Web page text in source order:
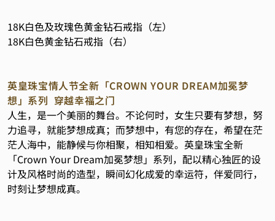
18K白色及玫瑰色黄金钻石戒指（左）
18K白色黄金钻石戒指（右）
英皇珠宝情人节全新「CROWN YOUR DREAM加冕梦
想」系列 穿越幸福之门
人生，是一个美丽的舞台。不论何时，女生只要有梦想，努
力追寻，就能梦想成真；而梦想中，有您的存在，希望在茫
茫人海中，能静候与你相聚，相知相爱。英皇珠宝全新
「Crown Your Dream加冕梦想」系列，配以精心独匠的设
计及风格时尚的造型，瞬间幻化成爱的幸运符，伴爱同行，
时刻让梦想成真。